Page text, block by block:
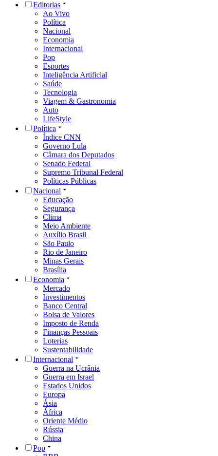
Editorias
Ao Vivo
Política
Nacional
Economia
Internacional
Pop
Esportes
Inteligência Artificial
Saúde
Tecnologia
Viagem & Gastronomia
Auto
LifeStyle
Política
Índice CNN
Governo Lula
Câmara dos Deputados
Senado Federal
Supremo Tribunal Federal
Políticas Públicas
Nacional
Educação
Segurança
Clima
Meio Ambiente
Auxílio Brasil
São Paulo
Rio de Janeiro
Minas Gerais
Brasília
Economia
Mercado
Investimentos
Banco Central
Bolsa de Valores
Imposto de Renda
Finanças Pessoais
Loterias
Sustentabilidade
Internacional
Guerra na Ucrânia
Guerra em Israel
Estados Unidos
Europa
Ásia
África
Oriente Médio
Rússia
China
Pop